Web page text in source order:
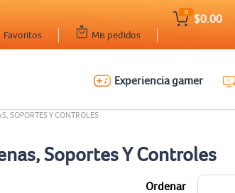
Mis pedidos
Favoritos
0
$0.00
Experiencia gamer
SOPORTES Y CONTROLES
Soportes Y Controles
Ordenar